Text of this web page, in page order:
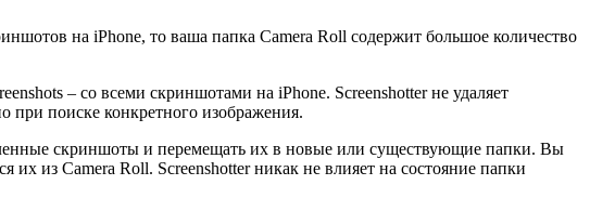
на iPhone, то ваша папка Camera Roll содержит большое количество
– со всеми скриншотами на iPhone. Screenshotter не удаляет
при поиске конкретного изображения.
скриншоты и перемещать их в новые или существующие папки. Вы
из Camera Roll. Screenshotter никак не влияет на состояние папки